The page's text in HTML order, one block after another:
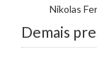
Nikolas
Demais